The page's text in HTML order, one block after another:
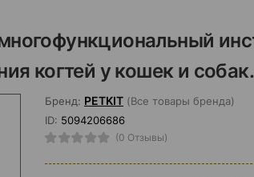
когтей у кошек и собак.
Бренд: PETKIT (Все товары бренда)
ID: 5094206686
(0 Отзывы)